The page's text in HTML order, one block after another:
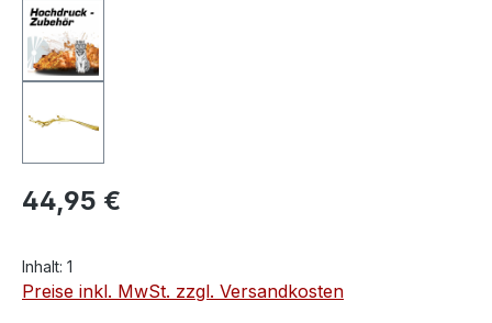
44,95 €
Inhalt: 1
Preise inkl. MwSt. zzgl. Versandkosten